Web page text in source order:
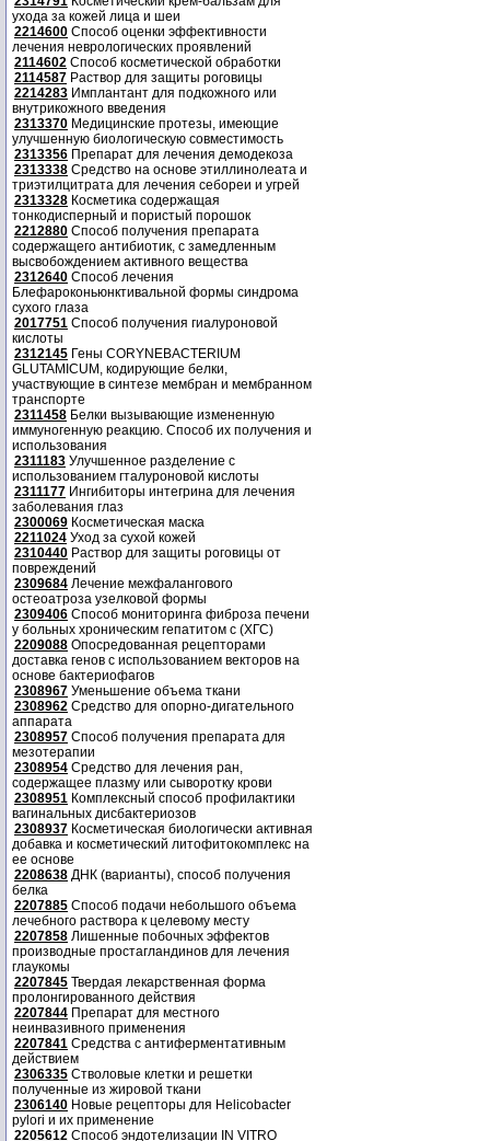
ухода за кожей лица и шеи
2214600 Способ оценки эффективности
лечения неврологических проявлений
2114602 Способ косметической обработки
2114587 Раствор для защиты роговицы
2214283 Имплантант для подкожного или
внутрикожного введения
2313370 Медицинские протезы, имеющие
улучшенную биологическую совместимость
2313356 Препарат для лечения демодекоза
2313338 Средство на основе этиллинолеата и
триэтилцитрата для лечения себореи и угрей
2313328 Косметика содержащая
тонкодисперный и пористый порошок
2212880 Способ получения препарата
содержащего антибиотик, с замедленным
высвобождением активного вещества
2312640 Способ лечения
Блефароконьюнктивальной формы синдрома
сухого глаза
2017751 Способ получения гиалуроновой
кислоты
2312145 Гены CORYNEBACTERIUM
GLUTAMICUM, кодирующие белки,
участвующие в синтезе мембран и мембранном
транспорте
2311458 Белки вызывающие измененную
иммуногенную реакцию. Способ их получения и
использования
2311183 Улучшенное разделение с
использованием гталуроновой кислоты
2311177 Ингибиторы интегрина для лечения
заболевания глаз
2300069 Косметическая маска
2211024 Уход за сухой кожей
2310440 Раствор для защиты роговицы от
повреждений
2309684 Лечение межфалангового
остеоатроза узелковой формы
2309406 Способ мониторинга фиброза печени
у больных хроническим гепатитом с (ХГС)
2209088 Опосредованная рецепторами
доставка генов с использованием векторов на
основе бактериофагов
2308967 Уменьшение объема ткани
2308962 Средство для опорно-дигательного
аппарата
2308957 Способ получения препарата для
мезотерапии
2308954 Средство для лечения ран,
содержащее плазму или сыворотку крови
2308951 Комплексный способ профилактики
вагинальных дисбактериозов
2308937 Косметическая биологически активная
добавка и косметический литофитокомплекс на
ее основе
2208638 ДНК (варианты), способ получения
белка
2207885 Способ подачи небольшого объема
лечебного раствора к целевому месту
2207858 Лишенные побочных эффектов
производные простагландинов для лечения
глаукомы
2207845 Твердая лекарственная форма
пролонгированного действия
2207844 Препарат для местного
неинвазивного применения
2207841 Средства с антиферментативным
действием
2306335 Стволовые клетки и решетки
полученные из жировой ткани
2306140 Новые рецепторы для Helicobacter
pylori и их применение
2205612 Способ эндотелизации IN VITRO